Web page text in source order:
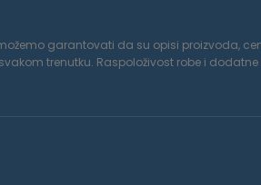
garantovati da su opisi proizvoda,
trenutku. Raspoloživost robe i